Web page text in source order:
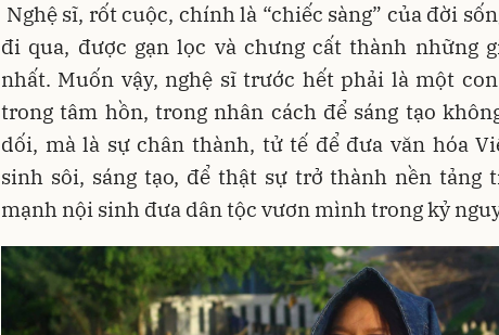
Nghệ sĩ, rốt cuộc, chính là “chiếc sàng” của đời
đi qua, được gạn lọc và chưng cất thành những
nhất. Muốn vậy, nghệ sĩ trước hết phải là một
trong tâm hồn, trong nhân cách để sáng tạo
dối, mà là sự chân thành, tử tế để đưa văn hóa
sinh sôi, sáng tạo, để thật sự trở thành nền tảng
mạnh nội sinh đưa dân tộc vươn mình trong kỷ